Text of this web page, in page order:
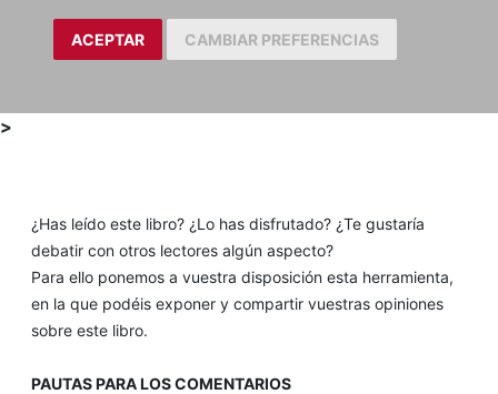
ACEPTAR CAMBIAR PREFERENCIAS
>
¿Has leído este libro? ¿Lo has disfrutado? ¿Te gustaría
debatir con otros lectores algún aspecto?
Para ello ponemos a vuestra disposición esta herramienta,
en la que podéis exponer y compartir vuestras opiniones
sobre este libro.
PAUTAS PARA LOS COMENTARIOS